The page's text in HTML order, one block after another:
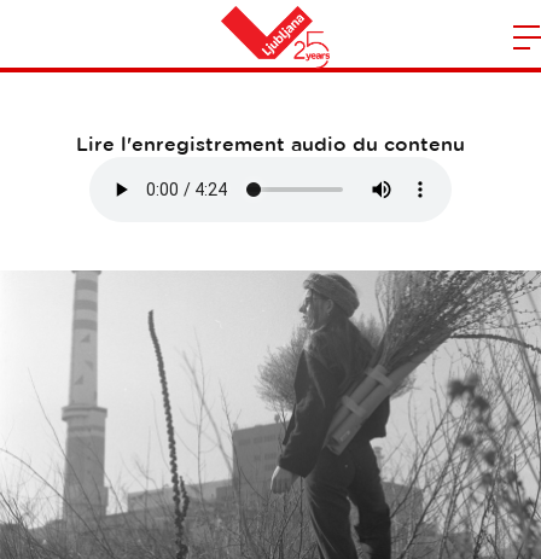
Maison
Rencontrez les artistes
Lire l'enregistrement audio du contenu